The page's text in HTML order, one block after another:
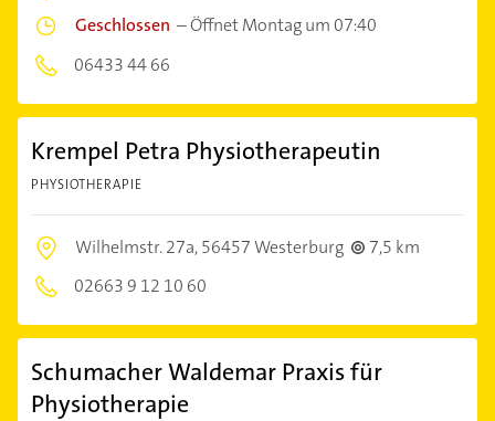
Geschlossen –Öffnet Montag um 07:40
06433 44 66
Krempel Petra Physiotherapeutin
PHYSIOTHERAPIE
Wilhelmstr. 27a,56457 Westerburg
7,5 km
02663 9 12 10 60
Schumacher Waldemar Praxis für
Physiotherapie